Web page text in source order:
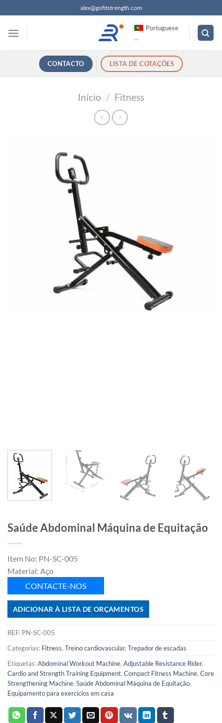
para
conteúdo
alex@gofitstrength.com
Portuguese
CONTACTO LISTA DE COTAÇÕES
Início / Fitness
Saúde Abdominal Máquina de Equitação
Item No: PN-SC-005
Material: Aço
CONTACTE-NOS
ADICIONAR À LISTA DE ORÇAMENTOS
REF: PN-SC-005
Categorias: Fitness, Treino cardiovascular, Trepador de escadas
Etiquetas:Abdominal Workout Machine, Adjustable Resistance Rider,
Cardio and Strength Training Equipment, Compact Fitness Machine, Core
Strengthening Machine, Saúde Abdominal Máquina de Equitação,
Equipamento para exercícios em casa